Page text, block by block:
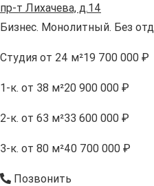
пр-т Лихачева, д.14
Бизнес. Монолитный. Без
Студия от 24 м²19 700 000 ₽
1-к. от 38 м²20 900 000 ₽
2-к. от 63 м²33 600 000 ₽
3-к. от 80 м²40 700 000 ₽
Позвонить